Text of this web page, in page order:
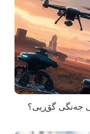
جەنگی گۆڕیی؟